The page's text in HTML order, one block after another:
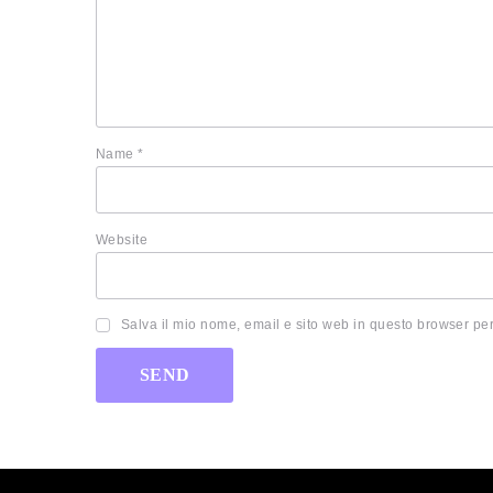
Name*
Website
Salva il mio nome, email e sito web in questo browser